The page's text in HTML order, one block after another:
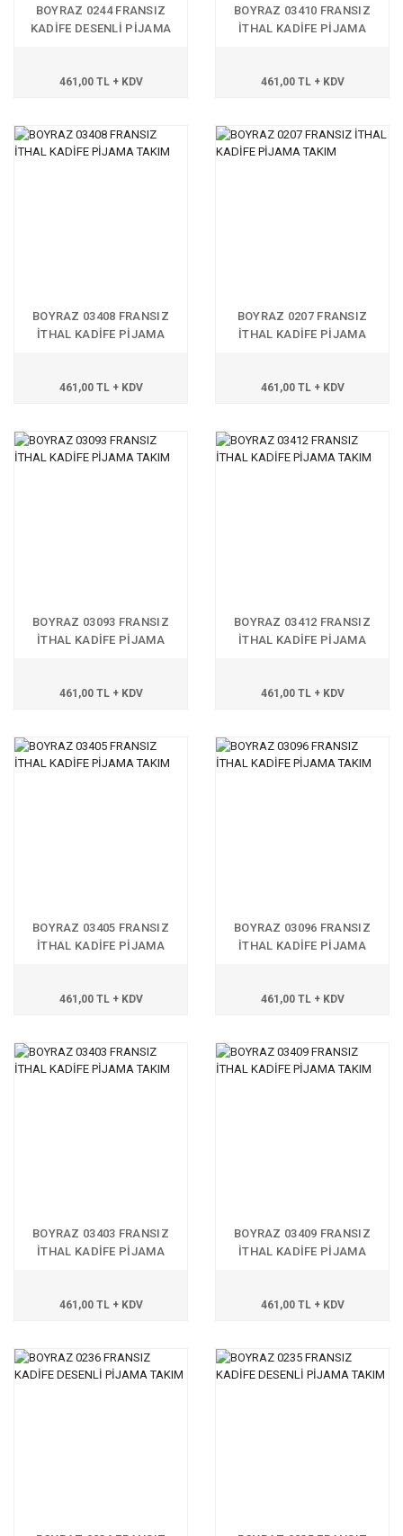
BOYRAZ 0244 FRANSIZ
KADİFE DESENLİ PİJAMA
461,00 TL + KDV
BOYRAZ 03410 FRANSIZ
İTHAL KADİFE PİJAMA
461,00 TL + KDV
BOYRAZ 03408 FRANSIZ
İTHAL KADİFE PİJAMA
461,00 TL + KDV
BOYRAZ 0207 FRANSIZ
İTHAL KADİFE PİJAMA
461,00 TL + KDV
BOYRAZ 03093 FRANSIZ
İTHAL KADİFE PİJAMA
461,00 TL + KDV
BOYRAZ 03412 FRANSIZ
İTHAL KADİFE PİJAMA
461,00 TL + KDV
BOYRAZ 03405 FRANSIZ
İTHAL KADİFE PİJAMA
461,00 TL + KDV
BOYRAZ 03096 FRANSIZ
İTHAL KADİFE PİJAMA
461,00 TL + KDV
BOYRAZ 03403 FRANSIZ
İTHAL KADİFE PİJAMA
461,00 TL + KDV
BOYRAZ 03409 FRANSIZ
İTHAL KADİFE PİJAMA
461,00 TL + KDV